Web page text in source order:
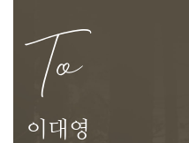
To
이대영